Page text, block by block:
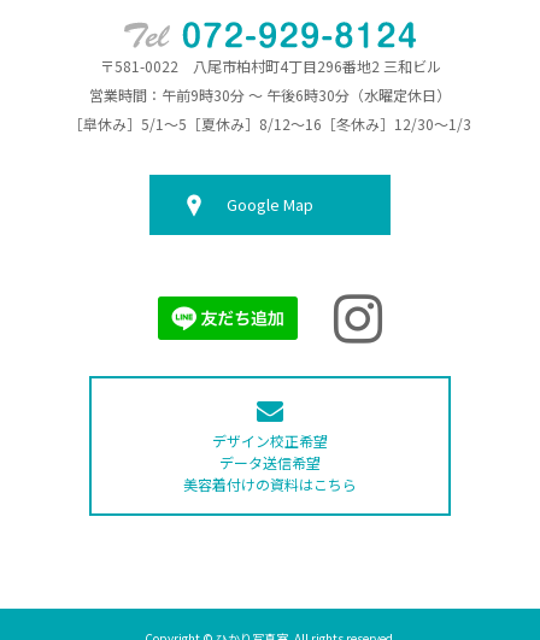
〒581-0022 八尾市柏村町4丁目296番地2 三和ビル
営業時間：午前9時30分 ～ 午後6時30分（水曜定休日）
［皐休み］5/1～5［夏休み］8/12～16［冬休み］12/30～1/3
Google Map
デザイン校正希望
データ送信希望
美容着付けの資料はこちら